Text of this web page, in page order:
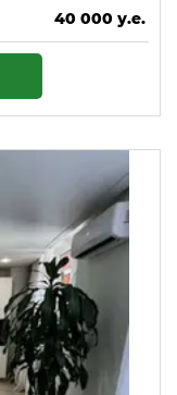
40 000 у.е.
1 720 000 ₴